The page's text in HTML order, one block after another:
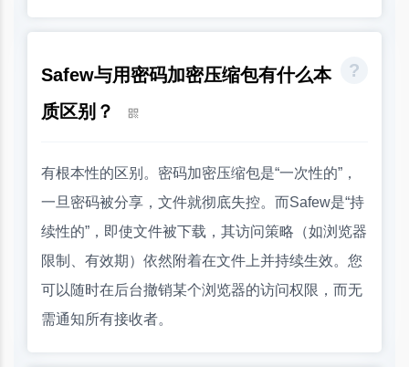
Safew与用密码加密压缩包有什么本
质区别？
有根本性的区别。密码加密压缩包是“一次性的”，
一旦密码被分享，文件就彻底失控。而Safew是“持
续性的”，即使文件被下载，其访问策略（如浏览器
限制、有效期）依然附着在文件上并持续生效。您
可以随时在后台撤销某个浏览器的访问权限，而无
需通知所有接收者。